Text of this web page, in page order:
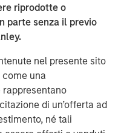
riprodotte o
parte senza il previo
nel presente sito
una
di un’offerta ad
né tali
1.3 Bcf per day.
natural gas pipeline
infrastructure
Americas Investing for
have worked closely
team to
a strategic capital